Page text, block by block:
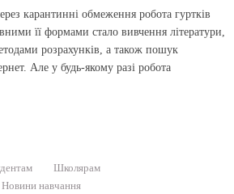
карантинні обмеження робота гуртків
її формами стало вивчення літератури,
розрахунків, а також пошук
Але у будь-якому разі робота
Школярам
Новини навчання